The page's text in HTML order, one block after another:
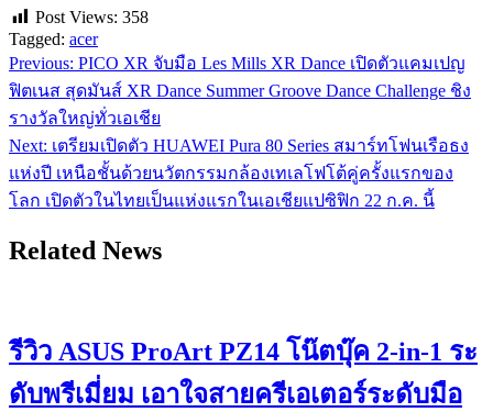
Post Views: 358
Tagged: acer
แนะแนว
เรื่อง
Previous: PICO XR จับมือ Les Mills XR Dance เปิดตัวแคมเปญ
ฟิตเนส สุดมันส์ XR Dance Summer Groove Dance Challenge ชิง
รางวัลใหญ่ทั่วเอเชีย
Next: เตรียมเปิดตัว HUAWEI Pura 80 Series สมาร์ทโฟนเรือธง
แห่งปี เหนือชั้นด้วยนวัตกรรมกล้องเทเลโฟโต้คู่ครั้งแรกของ
โลก เปิดตัวในไทยเป็นแห่งแรกในเอเชียแปซิฟิก 22 ก.ค. นี้
Related News
รีวิว ASUS ProArt PZ14 โน๊ตบุ๊ค 2-in-1 ระ
ดับพรีเมี่ยม เอาใจสายครีเอเตอร์ระดับมือ